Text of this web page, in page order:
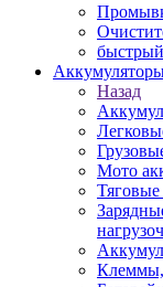
Назад
Мото
Клеммы,